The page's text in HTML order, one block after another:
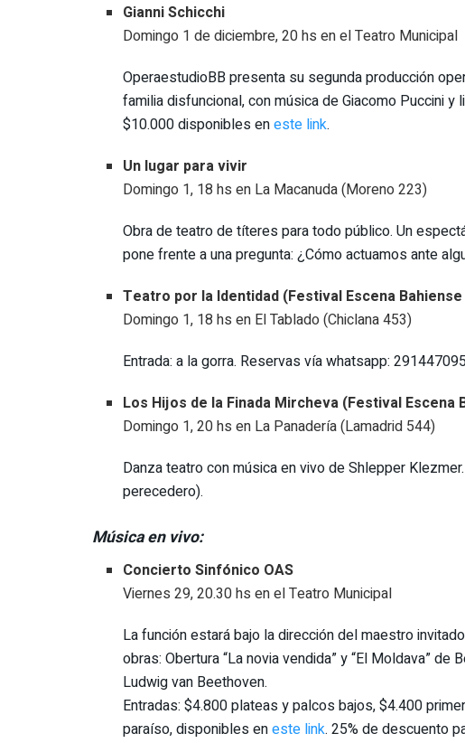
Gianni Schicchi
Domingo 1 de diciembre, 20 hs en el Teatro Municipal
OperaestudioBB presenta su segunda producción
familia disfuncional, con música de Giacomo Puccini
$10.000 disponibles eneste link.
Un lugar para vivir
Domingo 1, 18 hs en La Macanuda (Moreno 223)
Obra de teatro de títeres para todo público. Un
pone frente a una pregunta: ¿Cómo actuamos ante
Teatro por la Identidad (Festival Escena
Domingo 1, 18 hs en El Tablado (Chiclana 453)
Entrada: a la gorra. Reservas vía whatsapp:
Los Hijos de la Finada Mircheva (Festival Escena
Domingo 1, 20 hs en La Panadería (Lamadrid 544)
Danza teatro con música en vivo de Shlepper
perecedero).
Música en vivo:
Concierto Sinfónico OAS
Viernes 29, 20.30 hs en el Teatro Municipal
La función estará bajo la dirección del maestro
obras: Obertura “La novia vendida” y “El Moldava” de
Ludwig van Beethoven.
Entradas: $4.800 plateas y palcos bajos, $4.400
paraíso, disponibles eneste link. 25% de descuento